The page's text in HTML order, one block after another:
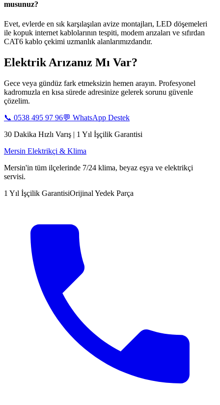
musunuz?
Evet, evlerde en sık karşılaşılan avize montajları, LED döşemeleri
ile kopuk internet kablolarının tespiti, modem arızaları ve sıfırdan
CAT6 kablo çekimi uzmanlık alanlarımızdandır.
Elektrik Arızanız Mı Var?
Gece veya gündüz fark etmeksizin hemen arayın. Profesyonel
kadromuzla en kısa sürede adresinize gelerek sorunu güvenle
çözelim.
📞 0538 495 97 96💬 WhatsApp Destek
30 Dakika Hızlı Varış | 1 Yıl İşçilik Garantisi
Mersin Elektrikçi & Klima
Mersin'in tüm ilçelerinde 7/24 klima, beyaz eşya ve elektrikçi
servisi.
1 Yıl İşçilik GarantisiOrijinal Yedek Parça